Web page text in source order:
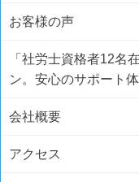
お客様の声
「社労士資格者12名
ン。安心のサポート体
会社概要
アクセス